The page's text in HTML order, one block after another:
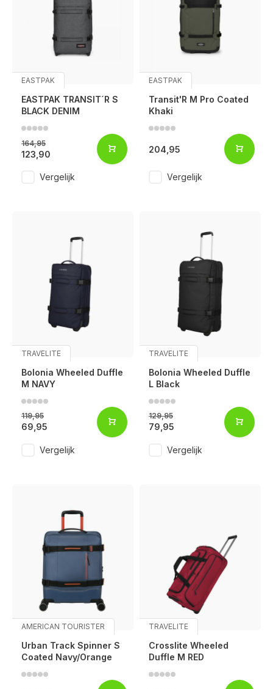
EASTPAK
EASTPAK TRANSIT´R S
BLACK DENIM
164,95
123,90
Vergelijk
EASTPAK
Transit'R M Pro Coated
Khaki
204,95
Vergelijk
TRAVELITE
Bolonia Wheeled Duffle
M NAVY
119,95
69,95
Vergelijk
TRAVELITE
Bolonia Wheeled Duffle
L Black
129,95
79,95
Vergelijk
AMERICAN TOURISTER
Urban Track Spinner S
Coated Navy/Orange
TRAVELITE
Crosslite Wheeled
Duffle M RED